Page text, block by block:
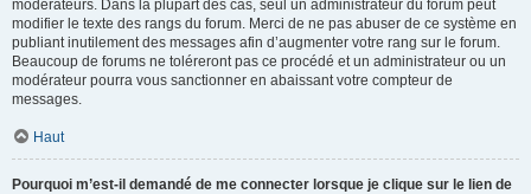
modérateurs. Dans la plupart des cas, seul un administrateur du forum peut
modifier le texte des rangs du forum. Merci de ne pas abuser de ce système en
publiant inutilement des messages afin d’augmenter votre rang sur le forum.
Beaucoup de forums ne toléreront pas ce procédé et un administrateur ou un
modérateur pourra vous sanctionner en abaissant votre compteur de
messages.
Haut
Pourquoi m’est-il demandé de me connecter lorsque je clique sur le lien de